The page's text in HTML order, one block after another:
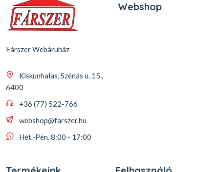
Fárszer Webáruház
Kiskunhalas, Szénás u. 15.,
6400
+36 (77) 522-766
webshop@farszer.hu
Hét.-Pén. 8:00 - 17:00
Webshop